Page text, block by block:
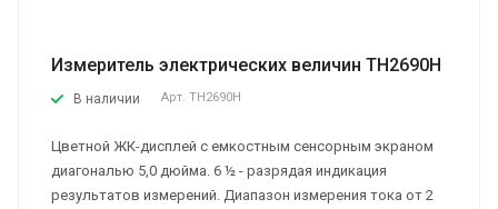
Измеритель электрических величин TH2690H
В наличии Арт. TH2690H
Цветной ЖК-дисплей с емкостным сенсорным экраном
диагональю 5,0 дюйма. 6 ½ - разрядая индикация
результатов измерений. Диапазон измерения тока от 2